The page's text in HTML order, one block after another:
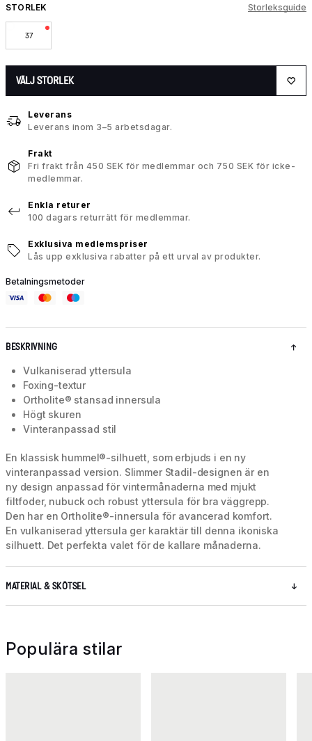
STORLEK Storleksguide
37
VÄLJ STORLEK
Leverans
Leverans inom 3–5 arbetsdagar.
Frakt
Fri frakt från 450 SEK för medlemmar och 750 SEK för icke-
medlemmar.
Enkla returer
100 dagars returrätt för medlemmar.
Exklusiva medlemspriser
Lås upp exklusiva rabatter på ett urval av produkter.
Betalningsmetoder
BESKRIVNING
Vulkaniserad yttersula
Foxing-textur
Ortholite® stansad innersula
Högt skuren
Vinteranpassad stil
En klassisk hummel®-silhuett, som erbjuds i en ny
vinteranpassad version. Slimmer Stadil-designen är en
ny design anpassad för vintermånaderna med mjukt
filtfoder, nubuck och robust yttersula för bra väggrepp.
Den har en Ortholite®-innersula för avancerad komfort.
En vulkaniserad yttersula ger karaktär till denna ikoniska
silhuett. Det perfekta valet för de kallare månaderna.
MATERIAL & SKÖTSEL
Populära stilar